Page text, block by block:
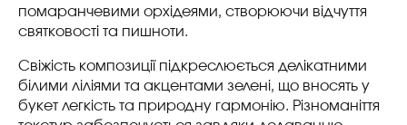
помаранчевими орхідеями, створюючи відчуття
святковості та пишноти.
Свіжість композиції підкреслюється делікатними
білими ліліями та акцентами зелені, що вносять у
букет легкість та природну гармонію. Різноманіття